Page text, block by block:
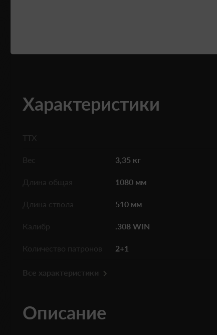
Характеристики
ТТХ
Вес 3,35 кг
Длина общая 1080 мм
Длина ствола 510 мм
Калибр .308 WIN
Количество патронов 2+1
Все характеристики
Описание